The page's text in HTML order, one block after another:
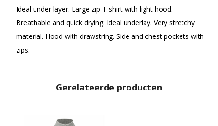
Ideal under layer. Large zip T-shirt with light hood.
Breathable and quick drying. Ideal underlay. Very stretchy
material. Hood with drawstring. Side and chest pockets with
zips.
Gerelateerde producten